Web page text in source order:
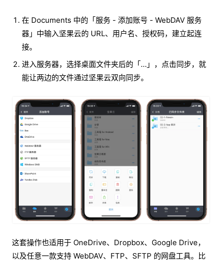
在 Documents 中的「服务 - 添加账号 - WebDAV 服务
器」中输入坚果云的 URL、用户名、授权码，建立起连
接。
进入服务器，选择桌面文件夹后的「…」，点击同步，就
能让两边的文件通过坚果云双向同步。
这套操作也适用于 OneDrive、Dropbox、Google Drive，
以及任意一款支持 WebDAV、FTP、SFTP 的网盘工具。比